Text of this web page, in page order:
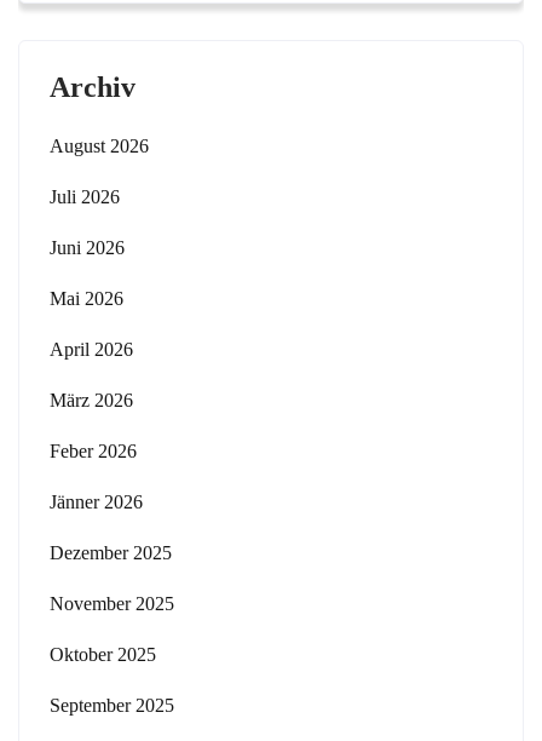
Archiv
August 2026
Juli 2026
Juni 2026
Mai 2026
April 2026
März 2026
Feber 2026
Jänner 2026
Dezember 2025
November 2025
Oktober 2025
September 2025